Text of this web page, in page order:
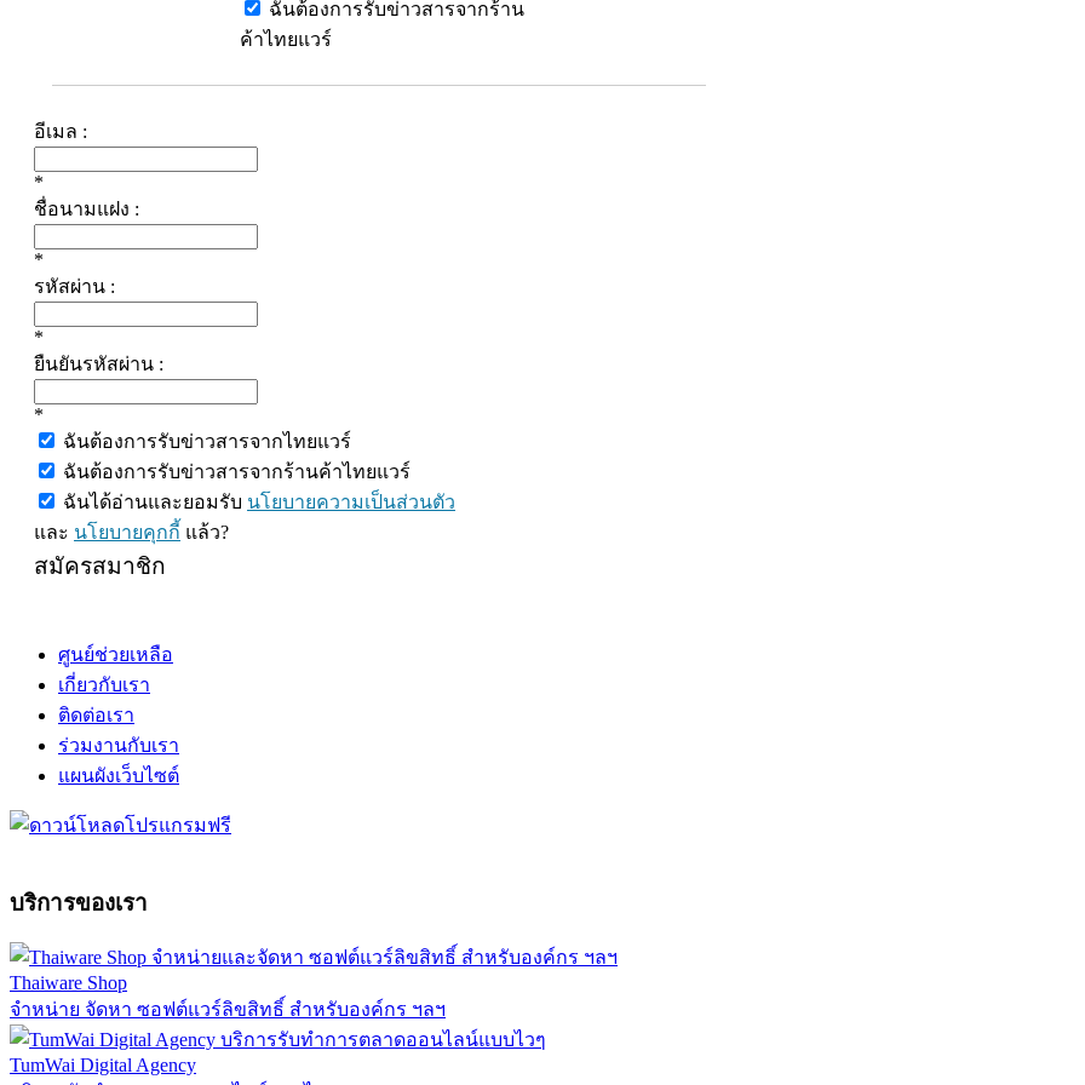
ฉันต้องการรับข่าวสารจากร้าน
ค้าไทยแวร์
อีเมล :
*
ชื่อนามแฝง :
*
รหัสผ่าน :
*
ยืนยันรหัสผ่าน :
*
ฉันต้องการรับข่าวสารจากไทยแวร์
ฉันต้องการรับข่าวสารจากร้านค้าไทยแวร์
ฉันได้อ่านและยอมรับ นโยบายความเป็นส่วนตัว
และ นโยบายคุกกี้ แล้ว?
สมัครสมาชิก
ศูนย์ช่วยเหลือ
เกี่ยวกับเรา
ติดต่อเรา
ร่วมงานกับเรา
แผนผังเว็บไซต์
บริการของเรา
Thaiware Shop
จำหน่าย จัดหา ซอฟต์แวร์ลิขสิทธิ์ สำหรับองค์กร ฯลฯ
TumWai Digital Agency